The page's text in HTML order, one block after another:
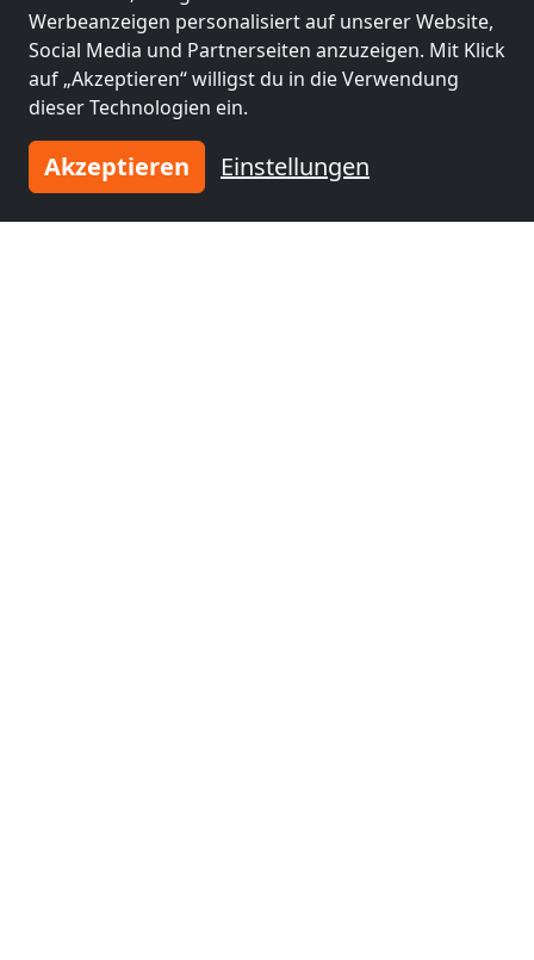
Werbeanzeigen personalisiert auf unserer Website,
Social Media und Partnerseiten anzuzeigen. Mit Klick
auf „Akzeptieren“ willigst du in die Verwendung
dieser Technologien ein.
Akzeptieren Einstellungen